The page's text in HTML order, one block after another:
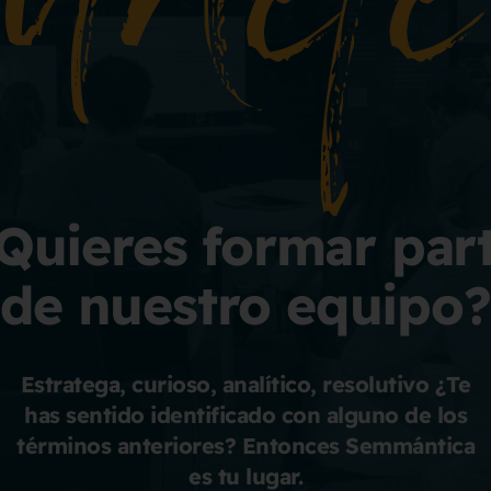
formar
de nuestro equipo?
Estratega, curioso, analítico, resolutivo ¿Te
has sentido identificado con alguno de los
términos anteriores? Entonces Semmántica
es tu lugar.